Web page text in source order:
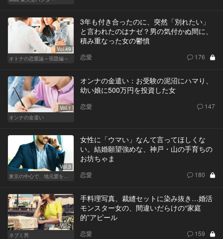
Vol.49
オトナの恋愛論～宿題編～
3年も付き合ったのに、突然「別れたい」
と言われたのはナゼ？男の気付かぬ間に、
積み重なった女の鬱憤
恋愛 176
Vol.1
オンナの金遣い
オンナの金遣い：お受験の泥沼にハマり、
幼い娘に500万円を投資した女
恋愛 147
Vol.3
女性に「ウマい」なんて言ってほしくな
い。結婚願望強めな、神戸・山の手育ちの
お坊ちゃま
恋愛 180
Vol.2
ネブミ男
手料理写真、裁縫セットに染み抜き…婚活
モンスター女の、間違いだらけの“家庭
的”アピール
恋愛 159